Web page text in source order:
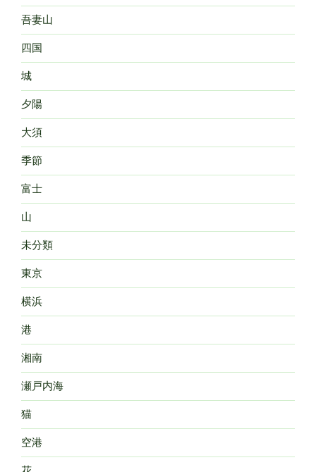
吾妻山
四国
城
夕陽
大須
季節
富士
山
未分類
東京
横浜
港
湘南
瀬戸内海
猫
空港